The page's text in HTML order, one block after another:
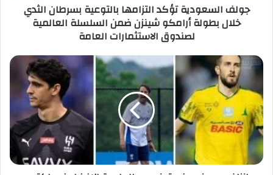
جولف السعودية تؤكد التزامها بالتوعية بسرطان الثدي
خلال بطولة أرامكو شينزن ضمن السلسلة العالمية
لصندوق الاستثمارات العامة